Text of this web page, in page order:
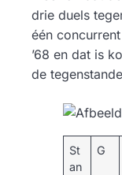
drie duels
één
’68 en dat is
de
St
an
G